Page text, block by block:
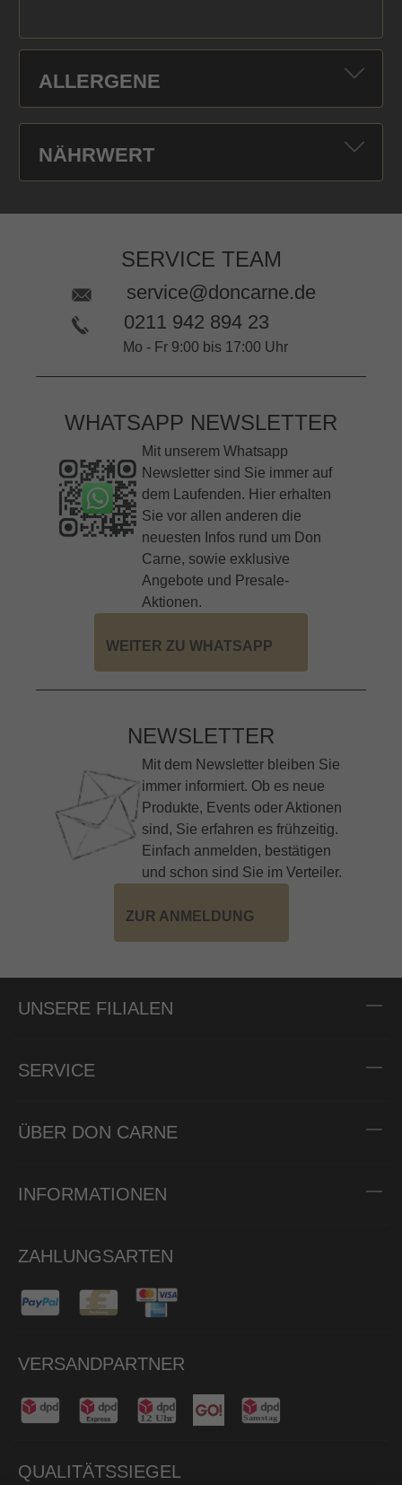
ALLERGENE
NÄHRWERT
SERVICE TEAM
service@doncarne.de
0211 942 894 23
Mo - Fr 9:00 bis 17:00 Uhr
WHATSAPP NEWSLETTER
Mit unserem Whatsapp
Newsletter sind Sie immer auf
dem Laufenden. Hier erhalten
Sie vor allen anderen die
neuesten Infos rund um Don
Carne, sowie exklusive
Angebote und Presale-
Aktionen.
WEITER ZU WHATSAPP
NEWSLETTER
Mit dem Newsletter bleiben Sie
immer informiert. Ob es neue
Produkte, Events oder Aktionen
sind, Sie erfahren es frühzeitig.
Einfach anmelden, bestätigen
und schon sind Sie im Verteiler.
ZUR ANMELDUNG
UNSERE FILIALEN
SERVICE
ÜBER DON CARNE
INFORMATIONEN
ZAHLUNGSARTEN
VERSANDPARTNER
QUALITÄTSSIEGEL